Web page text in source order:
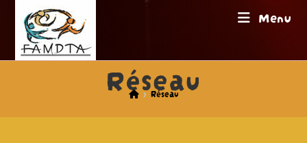
content
Menu
Réseau
> Réseau